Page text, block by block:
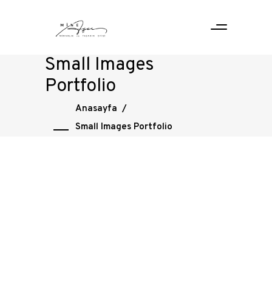
Small Images
Portfolio
Anasayfa /
Small Images Portfolio